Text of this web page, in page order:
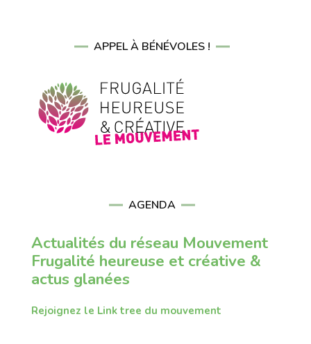
APPEL À BÉNÉVOLES !
AGENDA
Actualités du réseau Mouvement
Frugalité heureuse et créative &
actus glanées
Rejoignez le Link tree du mouvement